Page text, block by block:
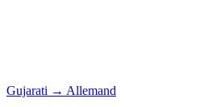
Gujarati → Allemand